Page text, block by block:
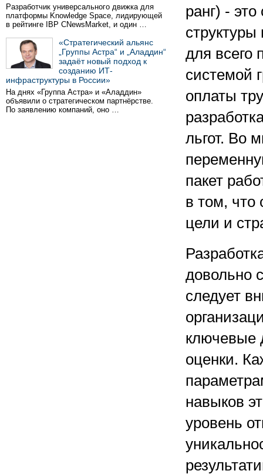
Разработчик универсального движка для
платформы Knowledge Space, лидирующей
в рейтинге IBP CNewsMarket, и один …
«Стратегический альянс
„Группы Астра“ и „Аладдин“
задаёт новый подход к
созданию ИТ-
инфраструктуры в России»
На днях «Группа Астра» и «Аладдин»
объявили о стратегическом партнёрстве.
По заявлению компаний, оно …
ранг) -
для всего
системой
оплаты
льгот. Во
пакет
в том, что
цели и
довольно
следует
ключевые
оценки.
навыков
уровень